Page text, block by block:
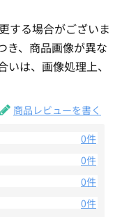
する場合がございま
き、商品画像が異な
は、画像処理上、
商品レビューを書く
0件
0件
0件
0件